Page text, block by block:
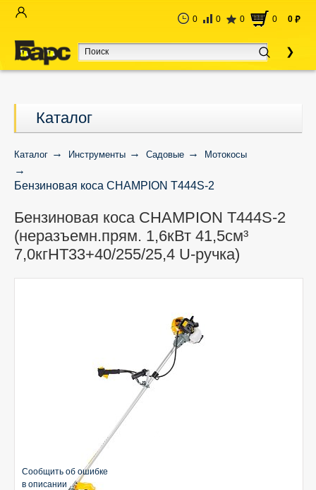
0 0 0 0 0 руб
Каталог
Каталог Инструменты Садовые Мотокосы
Бензиновая коса CHAMPION Т444S-2
7,0кгHT33+40/255/25,4 U-ручка)
Бензиновая коса CHAMPION Т444S-2
(неразъемн.прям. 1,6кВт 41,5см³
7,0кгHT33+40/255/25,4 U-ручка)
Сообщить об ошибке
в описании